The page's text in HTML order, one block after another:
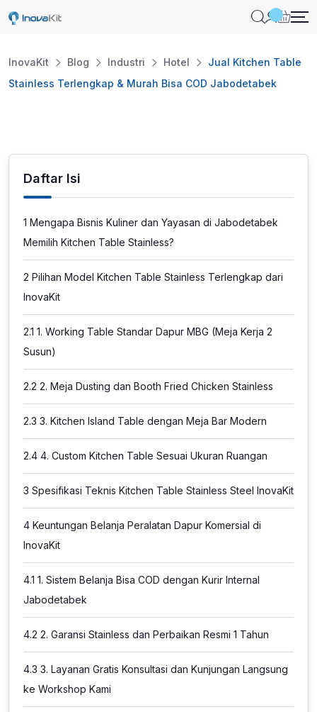
Skip
InovaKit Blog Industri Hotel
Jual Kitchen Table
Stainless Terlengkap & Murah Bisa COD Jabodetabek
Daftar Isi
1 Mengapa Bisnis Kuliner dan Yayasan di Jabodetabek
Memilih Kitchen Table Stainless?
2 Pilihan Model Kitchen Table Stainless Terlengkap dari
InovaKit
2.1 1. Working Table Standar Dapur MBG (Meja Kerja 2
Susun)
2.2 2. Meja Dusting dan Booth Fried Chicken Stainless
2.3 3. Kitchen Island Table dengan Meja Bar Modern
2.4 4. Custom Kitchen Table Sesuai Ukuran Ruangan
3 Spesifikasi Teknis Kitchen Table Stainless Steel InovaKit
4 Keuntungan Belanja Peralatan Dapur Komersial di
InovaKit
4.1 1. Sistem Belanja Bisa COD dengan Kurir Internal
Jabodetabek
4.2 2. Garansi Stainless dan Perbaikan Resmi 1 Tahun
4.3 3. Layanan Gratis Konsultasi dan Kunjungan Langsung
ke Workshop Kami